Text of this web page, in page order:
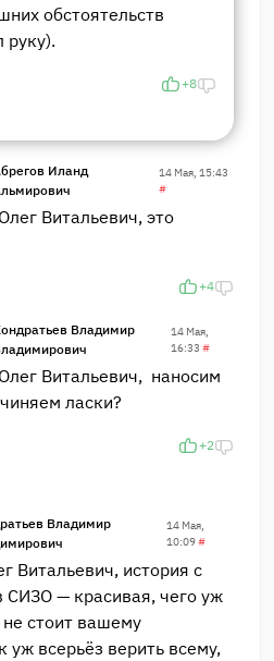
обстоятельств
руку).
+8
Иланд
14 Мая, 15:43
#
Витальевич, это
+4
Владимир
14 Мая,
16:33#
Витальевич, наносим
ласки?
+2
Владимир
14 Мая,
10:09#
Витальевич, история с
— красивая, чего уж
стоит вашему
уж всерьёз верить всему,